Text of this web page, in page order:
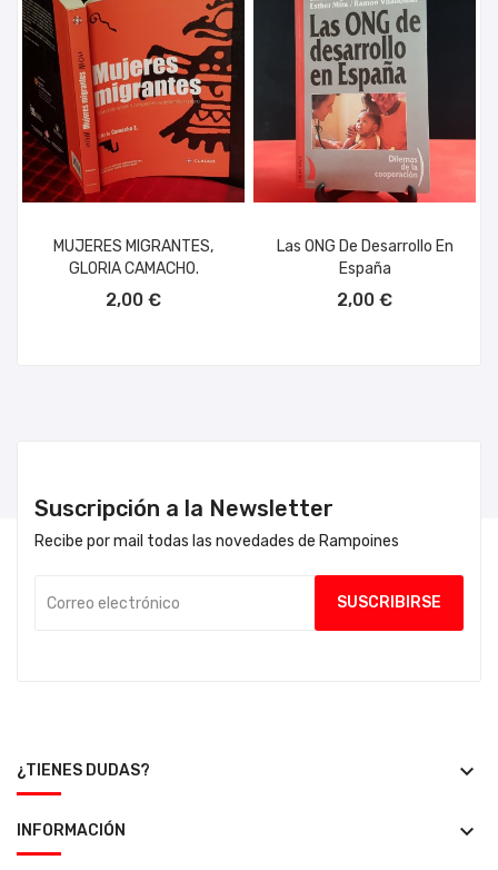
MUJERES MIGRANTES,
GLORIA CAMACHO.
2,00 €
Las ONG De Desarrollo En
España
2,00 €
Suscripción a la Newsletter
Recibe por mail todas las novedades de Rampoines
¿TIENES DUDAS? keyboard_arrow_down
INFORMACIÓN keyboard_arrow_down